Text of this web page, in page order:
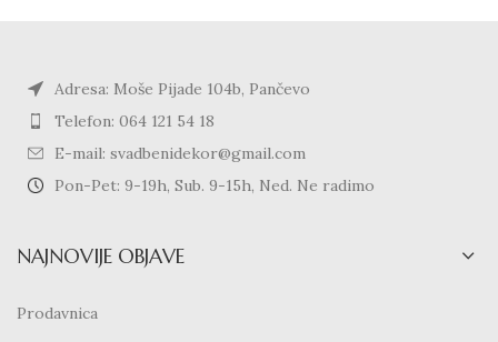
Adresa: Moše Pijade 104b, Pančevo
Telefon: 064 121 54 18
E-mail: svadbenidekor@gmail.com
Pon-Pet: 9-19h, Sub. 9-15h, Ned. Ne radimo
NAJNOVIJE OBJAVE
Prodavnica